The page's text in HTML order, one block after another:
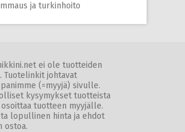
ja turkinhoito
ei ole tuotteiden
Tuotelinkit johtavat
(=myyjä) sivulle.
kysymykset tuotteista
tuotteen myyjälle.
lopullinen hinta ja ehdot
ostoa.